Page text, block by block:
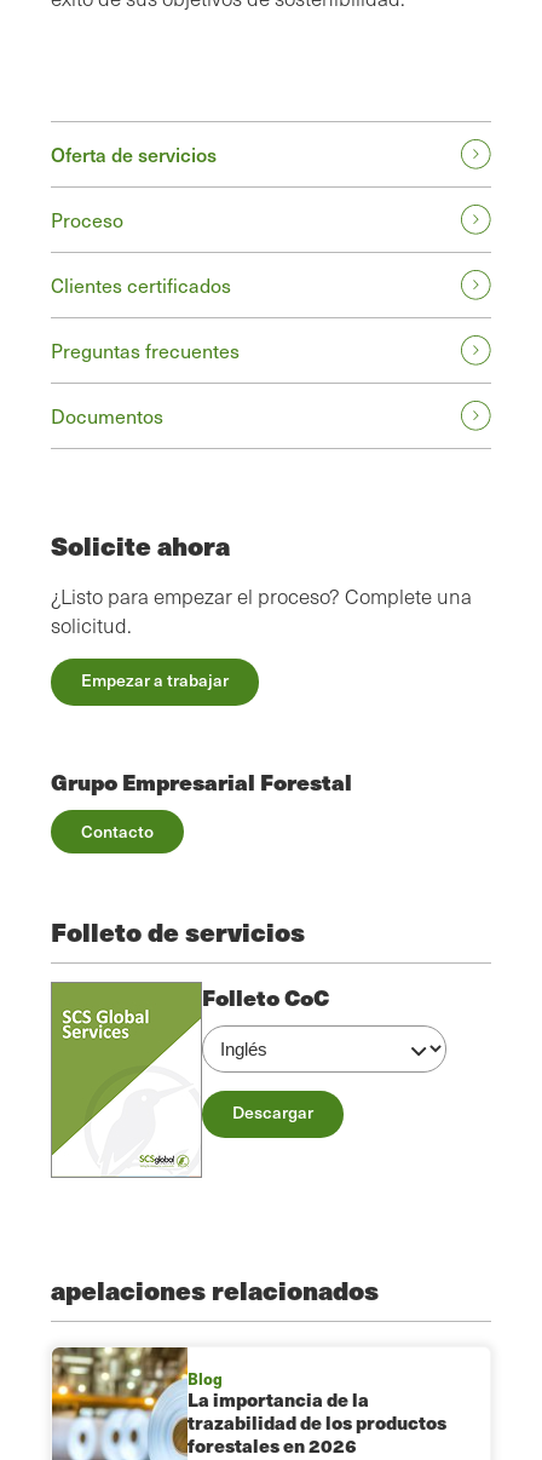
Oferta de servicios
Proceso
Clientes certificados
Preguntas frecuentes
Documentos
Solicite ahora
¿Listo para empezar el proceso? Complete una
solicitud.
Empezar a trabajar
Grupo Empresarial Forestal
Contacto
Folleto de servicios
Folleto CoC
Descargar
apelaciones relacionados
Blog
La importancia de la
trazabilidad de los productos
forestales en 2026